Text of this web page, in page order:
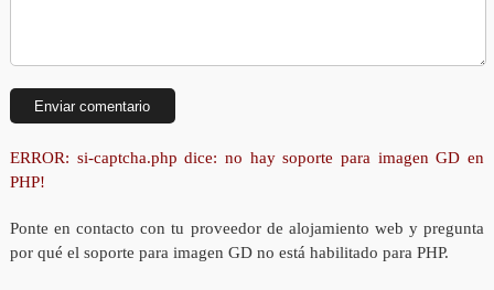
ERROR: si-captcha.php dice: no hay soporte para imagen GD en
PHP!
Ponte en contacto con tu proveedor de alojamiento web y pregunta
por qué el soporte para imagen GD no está habilitado para PHP.